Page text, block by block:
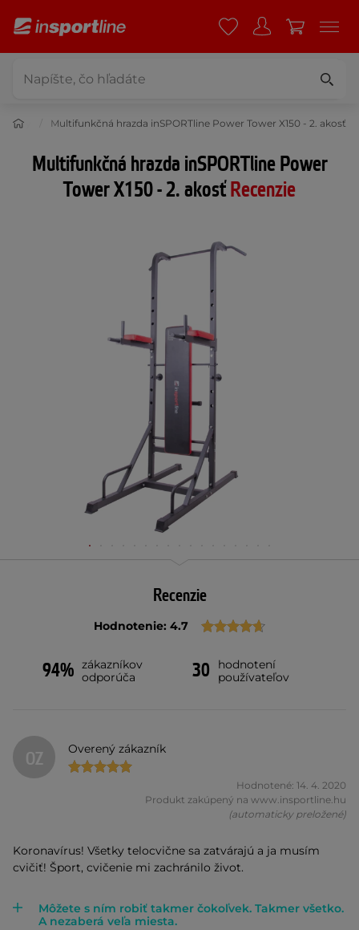
Multifunkčná hrazda inSPORTline Power Tower X150 - 2. akosť
Multifunkčná hrazda inSPORTline Power
Tower X150 - 2. akosťRecenzie
Recenzie
Hodnotenie: 4.7
94% zákazníkov
odporúča
30
hodnotení
používateľov
OZ Overený zákazník
Hodnotené: 14. 4. 2020
Produkt zakúpený na www.insportline.hu
(automaticky preložené)
Koronavírus! Všetky telocvične sa zatvárajú a ja musím
cvičiť! Šport, cvičenie mi zachránilo život.
Môžete s ním robiť takmer čokoľvek. Takmer všetko.
A nezaberá veľa miesta.